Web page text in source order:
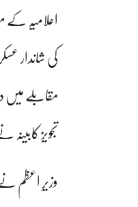
اعلامیہ
کی شاندار
مقابلے میں
تجویز
وزیرِ اعظم